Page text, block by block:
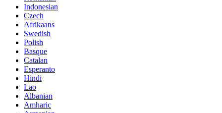
Indonesian
Czech
Afrikaans
Swedish
Polish
Basque
Catalan
Esperanto
Hindi
Lao
Albanian
Amharic